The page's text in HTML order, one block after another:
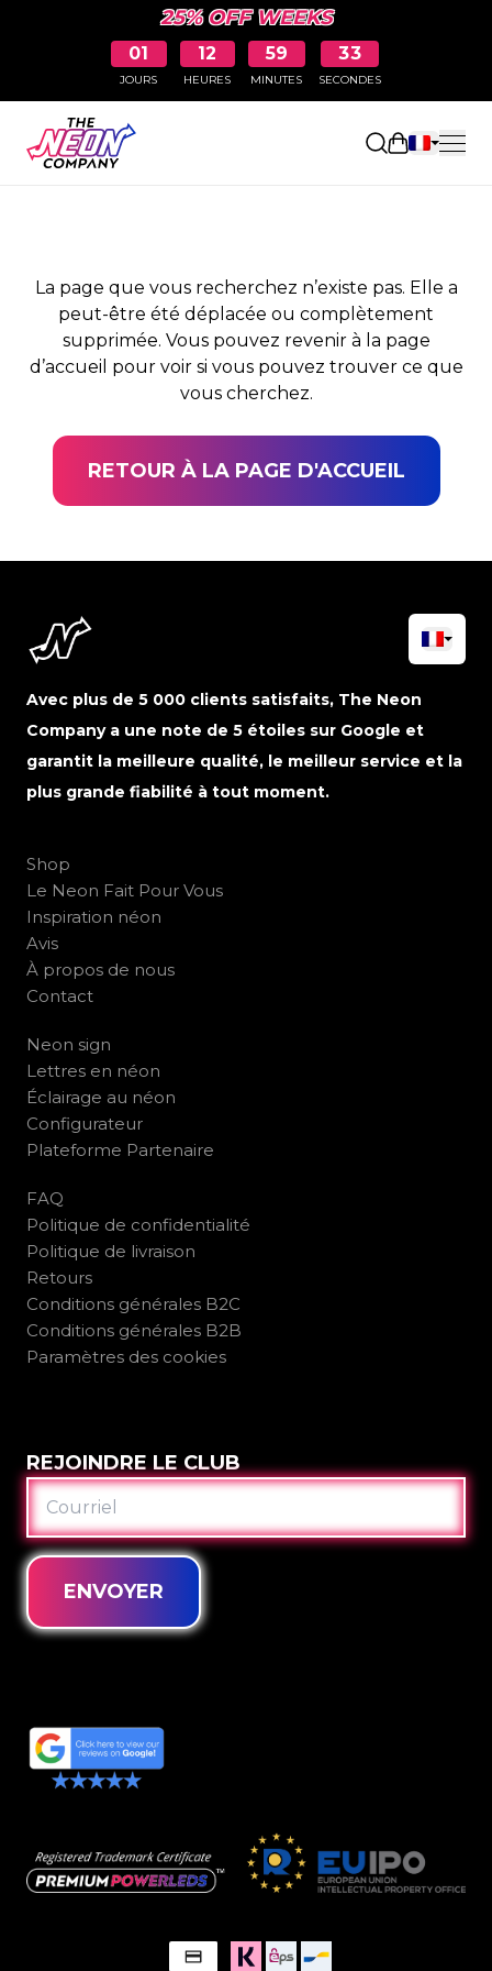
25% OFF WEEKS
01
JOURS
12
HEURES
59
MINUTES
33
SECONDES
Ouvrir le
PAGE NON TROUVÉE
La page que vous recherchez n’existe pas. Elle a
peut-être été déplacée ou complètement
supprimée. Vous pouvez revenir à la page
d’accueil pour voir si vous pouvez trouver ce que
vous cherchez.
RETOUR À LA PAGE D'ACCUEIL
Avec plus de 5 000 clients satisfaits, The Neon
Company a une note de 5 étoiles sur Google et
garantit la meilleure qualité, le meilleur service et la
plus grande fiabilité à tout moment.
Shop
Le Neon Fait Pour Vous
Inspiration néon
Avis
À propos de nous
Contact
Neon sign
Lettres en néon
Éclairage au néon
Configurateur
Plateforme Partenaire
FAQ
Politique de confidentialité
Politique de livraison
Retours
Conditions générales B2C
Conditions générales B2B
Paramètres des cookies
REJOINDRE LE CLUB
COURRIEL
ENVOYER